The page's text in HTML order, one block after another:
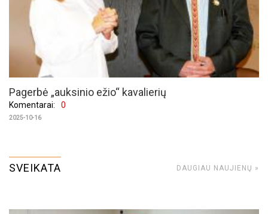
Pagerbė „auksinio ežio“ kavalierių
Komentarai: 0
2025-10-16
SVEIKATA DAUGIAU NAUJIENŲ »